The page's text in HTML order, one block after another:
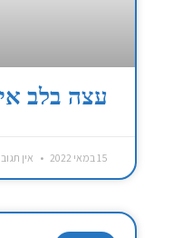
עצה בלב
15 במאי 2022 אין